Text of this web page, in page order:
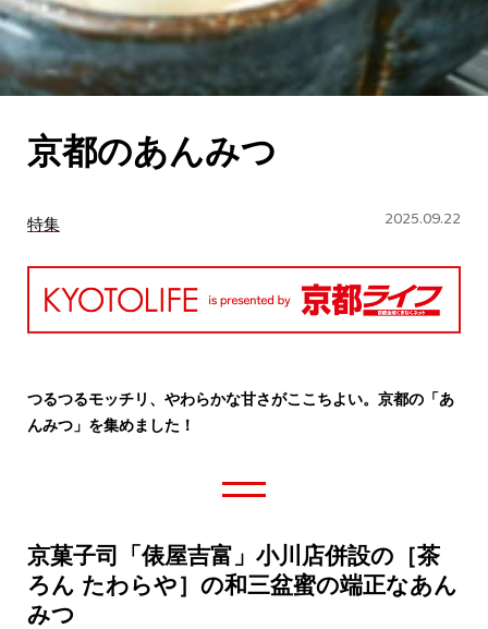
SERIES
CULTURE
ABOUT US
Instagram
チケットプレゼント応募
MAIN MENU
カレーが好き
京都のあんみつ
特集 2025.09.22
つるつるモッチリ、やわらかな甘さがここちよい。京都の「あ
んみつ」を集めました！
京菓子司「俵屋吉富」小川店併設の［茶
ろん たわらや］の和三盆蜜の端正なあん
みつ